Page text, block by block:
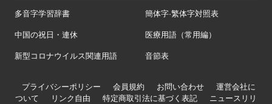
多音字学習辞書 簡体字·繁体字対照表
中国の祝日・連休 医療用語（常用編）
新型コロナウイルス関連用語 音節表
プライバシーポリシー 会員規約 お問い合わせ
運営会社に
ついて
リンク自由 特定商取引法に基づく表記 ニュースリリ